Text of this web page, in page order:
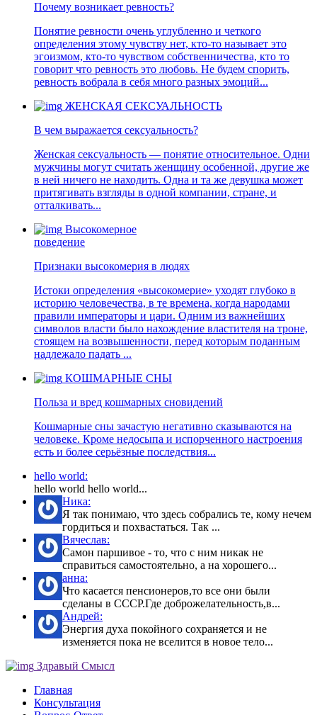
Почему возникает ревность?
Понятие ревности очень углубленно и четкого
определения этому чувству нет, кто-то называет это
эгоизмом, кто-то чувством собственничества, кто то
говорит что ревность это любовь. Не будем спорить,
ревность вобрала в себя много разных эмоций...
ЖЕНСКАЯ СЕКСУАЛЬНОСТЬ
В чем выражается сексуальность?
Женская сексуальность — понятие относительное. Одни
мужчины могут считать женщину особенной, другие же
в ней ничего не находить. Одна и та же девушка может
притягивать взгляды в одной компании, стране, и
отталкивать...
Высокомерное
поведение
Признаки высокомерия в людях
Истоки определения «высокомерие» уходят глубоко в
историю человечества, в те времена, когда народами
правили императоры и цари. Одним из важнейших
символов власти было нахождение властителя на троне,
стоящем на возвышенности, перед которым поданным
надлежало падать ...
КОШМАРНЫЕ СНЫ
Польза и вред кошмарных сновидений
Кошмарные сны зачастую негативно сказываются на
человеке. Кроме недосыпа и испорченного настроения
есть и более серьёзные последствия...
hello world:
hello world hello world...
Ника:
Я так понимаю, что здесь собрались те, кому нечем
гордиться и похвастаться. Так ...
Вячеслав:
Самон паршивое - то, что с ним никак не
справиться самостоятельно, а на хорошего...
анна:
Что касается пенсионеров,то все они были
сделаны в СССР.Где доброжелательность,в...
Андрей:
Энергия духа покойного сохраняется и не
изменяется пока не вселится в новое тело...
Здравый Смысл
Главная
Консультация